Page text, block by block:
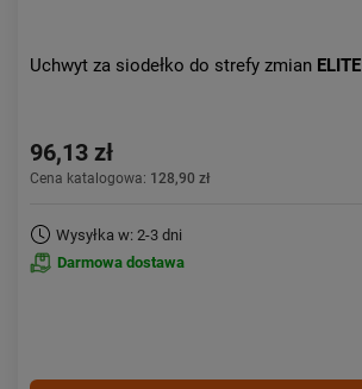
Uchwyt za siodełko do strefy zmian ELITE
96,13 zł
Cena katalogowa: 128,90 zł
Wysyłka w: 2-3 dni
Darmowa dostawa